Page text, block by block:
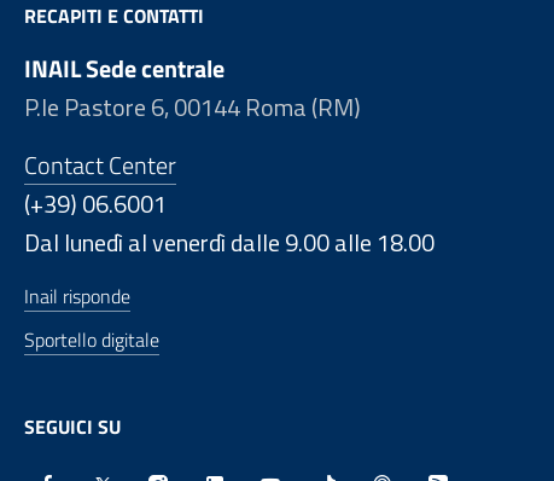
RECAPITI E CONTATTI
INAIL Sede centrale
P.le Pastore 6, 00144 Roma (RM)
Contact Center
(+39) 06.6001
Dal lunedì al venerdì dalle 9.00 alle 18.00
Inail risponde
Sportello digitale
SEGUICI SU